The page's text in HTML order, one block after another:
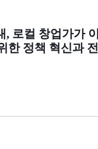
, 로컬 창업가가
한 정책 혁신과